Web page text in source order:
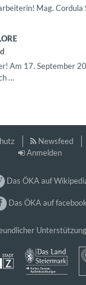
Mag. Cordula
Am 17. September
…
Newsfeed
Anmelden
Das ÖKA auf
Das ÖKA auf